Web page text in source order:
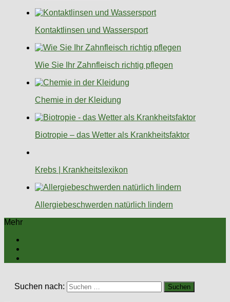
Kontaktlinsen und Wassersport
Wie Sie Ihr Zahnfleisch richtig pflegen
Chemie in der Kleidung
Biotropie – das Wetter als Krankheitsfaktor
Krebs | Krankheitslexikon
Allergiebeschwerden natürlich lindern
Mehr
Suchen nach: